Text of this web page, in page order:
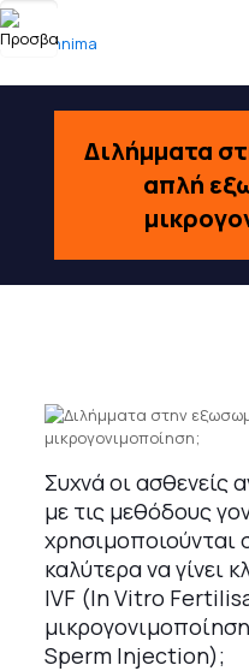
Διλήμματα
απλή
Συχνά οι ασθενείς
με τις μεθόδους
χρησιμοποιούνται
καλύτερα να γίνει
IVF (In Vitro
Sperm Injection);